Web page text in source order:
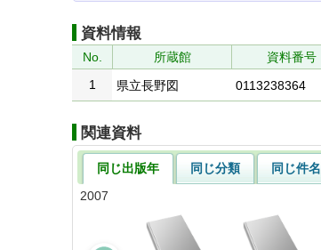
資料情報
No. 所蔵館 資料番号
1
県立長野図 0113238364
関連資料
同じ出版年 同じ分類
同じ件名
2007